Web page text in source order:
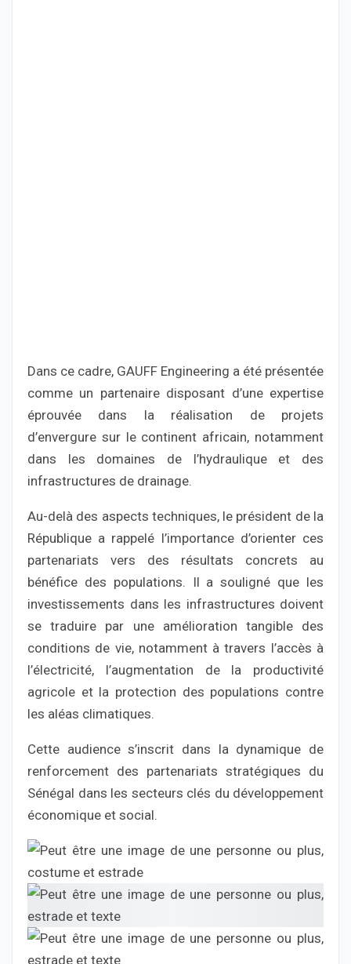
Dans ce cadre, GAUFF Engineering a été présentée
comme un partenaire disposant d’une expertise
éprouvée dans la réalisation de projets
d’envergure sur le continent africain, notamment
dans les domaines de l’hydraulique et des
infrastructures de drainage.
Au-delà des aspects techniques, le président de la
République a rappelé l’importance d’orienter ces
partenariats vers des résultats concrets au
bénéfice des populations. Il a souligné que les
investissements dans les infrastructures doivent
se traduire par une amélioration tangible des
conditions de vie, notamment à travers l’accès à
l’électricité, l’augmentation de la productivité
agricole et la protection des populations contre
les aléas climatiques.
Cette audience s’inscrit dans la dynamique de
renforcement des partenariats stratégiques du
Sénégal dans les secteurs clés du développement
économique et social.